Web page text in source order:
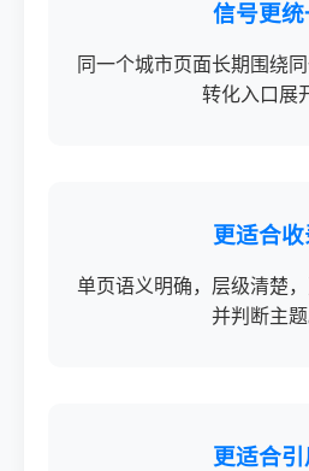
信号更统
同一个城市页面长期围绕
转化入口展
更适合收
单页语义明确，层级清楚
并判断主题
更适合引